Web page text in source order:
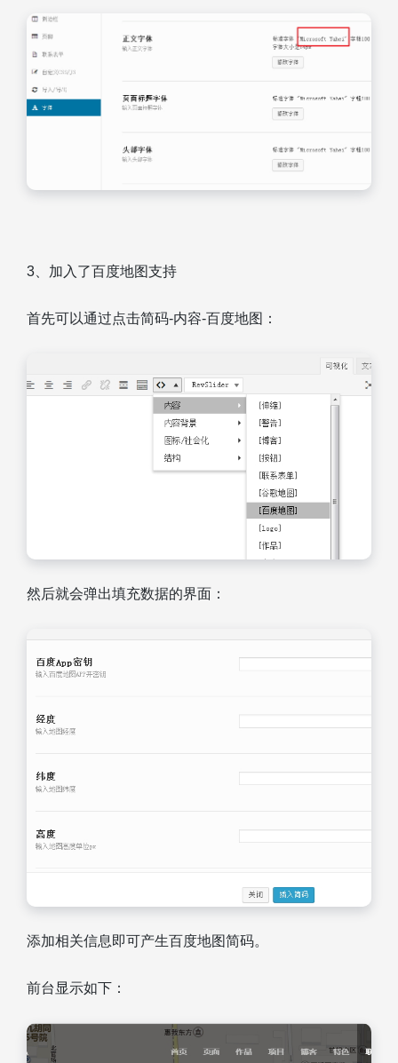
3、加入了百度地图支持
首先可以通过点击简码-内容-百度地图：
然后就会弹出填充数据的界面：
添加相关信息即可产生百度地图简码。
前台显示如下：